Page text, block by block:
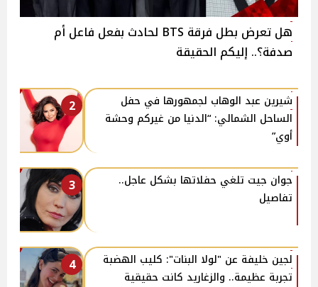
هل تعرض بطل فرقة BTS لحادث بفعل فاعل أم
صدفة؟.. إليكم الحقيقة
2
شيرين عبد الوهاب لجمهورها في حفل
الساحل الشمالي: “الدنيا من غيركم وحشة
أوي”
3
جوان جيت تلغي حفلاتها بشكل عاجل..
تفاصيل
4
لجين خليفة عن "لولا البنات": كليب الهضبة
تجربة عظيمة.. والزغاريد كانت حقيقية